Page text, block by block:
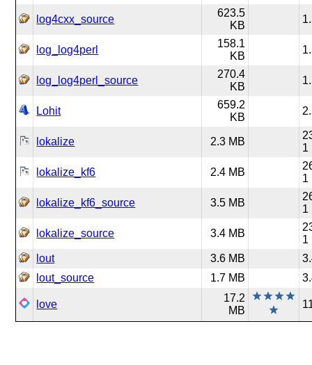
log4cxx_source
623.5
KB
log_log4perl
158.1
KB
log_log4perl_source
270.4
KB
Lohit
659.2
KB
lokalize 2.3 MB
1
lokalize_kf6 2.4 MB
1
lokalize_kf6_source 3.5 MB
1
lokalize_source 3.4 MB
1
lout
3.6 MB
lout_source
1.7 MB
love
17.2
MB